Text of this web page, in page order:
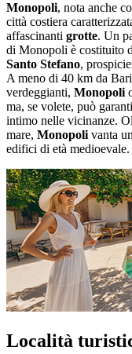
Monopoli, nota anche
città costiera
affascinanti grotte. Un
di Monopoli è costituito
Santo Stefano,
A meno di 40 km da
verdeggianti, Monopoli
ma, se volete, può
intimo nelle vicinanze.
mare, Monopoli vanta
edifici di età medioevale.
Località